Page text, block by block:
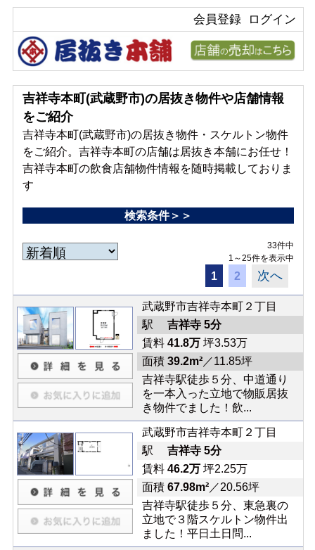
ログイン
会員登録
吉祥寺本町(武蔵野市)の居抜き物件や店舗情報
をご紹介
吉祥寺本町(武蔵野市)の居抜き物件・スケルトン物件
をご紹介。吉祥寺本町の店舗は居抜き本舗にお任せ！
吉祥寺本町の飲食店舗物件情報を随時掲載しておりま
す
検索条件＞＞
33件中
1～25件を表示中
1 2 次へ
武蔵野市吉祥寺本町２丁目
駅 吉祥寺 5分
賃料 41.8万坪3.53万
面積 39.2m²／11.85坪
吉祥寺駅徒歩５分、中道通り
を一本入った立地で物販居抜
き物件でました！飲...
武蔵野市吉祥寺本町２丁目
駅 吉祥寺 5分
賃料 46.2万坪2.25万
面積 67.98m²／20.56坪
吉祥寺駅徒歩５分、東急裏の
立地で３階スケルトン物件出
ました！平日土日問...